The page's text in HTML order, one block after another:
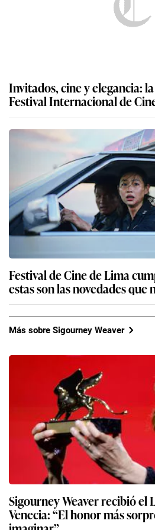
Invitados, cine y elegancia:
Festival Internacional de
Festival de Cine de Lima
estas son las novedades que
Más sobre Sigourney Weaver
Sigourney Weaver recibió el
Venecia: “El honor más